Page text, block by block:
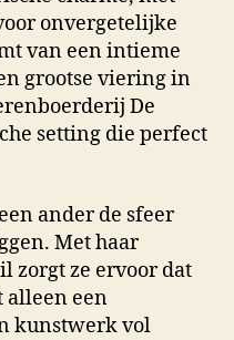
onvergetelijke
van een intieme
grootse viering in
De
setting die perfect
ander de sfeer
Met haar
zorgt ze ervoor dat
een
kunstwerk vol